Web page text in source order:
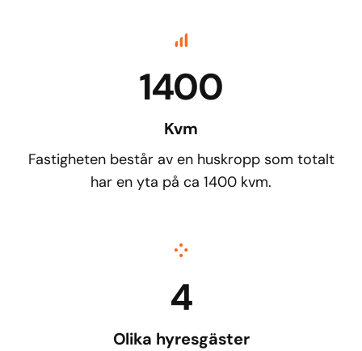
1400
Kvm
Fastigheten består av en huskropp som totalt
har en yta på ca 1400 kvm.
4
Olika hyresgäster